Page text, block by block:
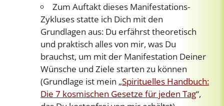
Zum Auftakt dieses Manifestations-
Zykluses statte ich Dich mit den
Grundlagen aus: Du erfährst theoretisch
und praktisch alles von mir, was Du
brauchst, um mit der Manifestation Deiner
Wünsche und Ziele starten zu können
(Grundlage ist mein „Spirituelles Handbuch:
Die 7 kosmischen Gesetze für jeden Tag“,